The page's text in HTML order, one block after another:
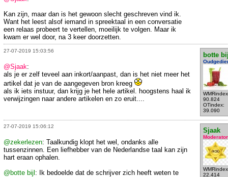
Kan zijn, maar dan is het gewoon slecht geschreven vind ik.
Want het leest alsof iemand in spreektaal in een conversatie
een relaas probeert te vertellen, moeilijk te volgen. Maar ik
kwam er wel door, na 3 keer doorzetten.
27-07-2019 15:03:56
botte
90.824
OTindex:
39.090
@Sjaak:
als je er zelf teveel aan inkort/aanpast, dan is het niet meer het
artikel dat je van de aangegeven bron kreeg
als ik iets instuur, dan krijg je het hele artikel. hoogstens haal ik
verwijzingen naar andere artikelen en zo eruit....
27-07-2019 15:06:12
Sjaak
Moderator
22.414
@zekerlezen: Taalkundig klopt het wel, ondanks alle
tussenzinnen. Een liefhebber van de Nederlandse taal kan zijn
hart eraan ophalen.
@botte bijl : Ik bedoelde dat de schrijver zich heeft weten te